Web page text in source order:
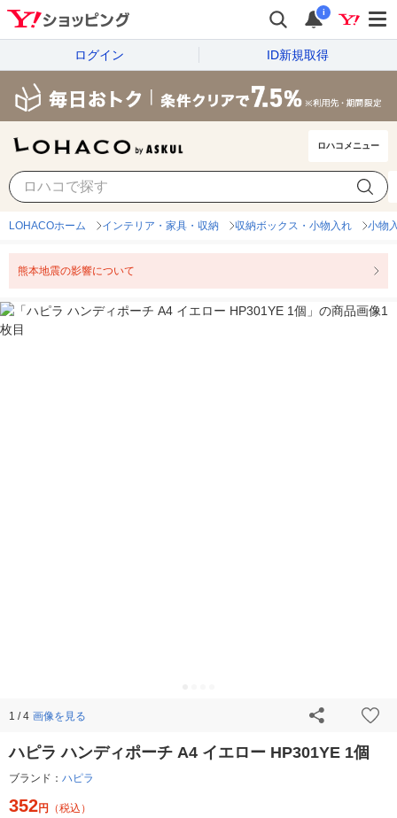
i
ログイン ID新規取得
ロハコメニュー
LOHACOホーム インテリア・家具・収納 収納ボックス・小物入れ 小物
熊本地震の影響について
1 / 4 画像を見る
ハピラ ハンディポーチ A4 イエロー HP301YE 1個
ブランド： ハピラ
352円 （税込）